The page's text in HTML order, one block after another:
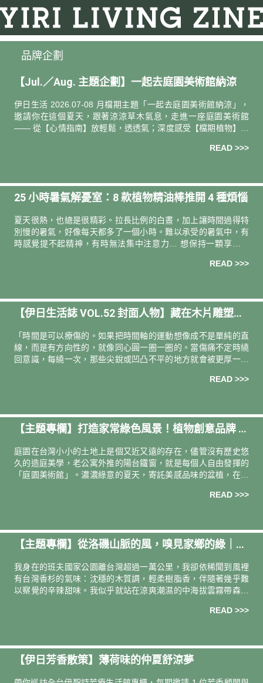
品牌企劃
【Jul.／Aug. 主題企劃】⼀起去庭園美術館納涼
伊日生活 2026.07-08 月檔期主題「一起去庭園美術館納涼」，
邀請你在這個夏天，跟著涼涼草⽊氣息，走進⼀座庭園美術館
—— 從【⼼情指南】放輕鬆，透透氣；深度感受【檔期植物】薄
READ >>>
25 小時暑氣解憂室：8 款植物精油棒推開 4 種煩惱
夏天很熱，也總是很精彩。拉長比例的白晝，加上讓時間過得特
別慢的暑氣，好像每天都多了一個小時。難以承受的暑氣中，有
時感覺提不起精神，有時無法集中注意力… 想保持一顆享受的
READ >>>
【伊日生活誌 VOL.52 封面人物】藏在木片雕塑裡
「時間是可以療傷的。如果把時間軸的運動想像成不是單純的直
線，而是有方向性的，就像同心圓一圈一圈的。當傷痛不定時繞
回意識，每繞一次，那些尖銳或凹凸不平的地方就會被更厚一層
READ >>>
【主題專欄】打造家常綠色風景！植物創意品牌 h
庭園在台灣小小的土地上是個又近又遠的存在，儘管沒有歷史悠
久的造庭美學，老公寓外推的陽台鐵窗，就是每個人自由發揮的
「庭園美術館」。濃濃綠意的夏天，寄託美感品味的盆植，在冷
日常能量。通過植物創意品牌「棚屋」兩位創辦人Ingrid、GJ的
READ >>>
【主題專欄】從洛磯山脈的風，嗅見家鄉的綠｜登
我身在的班夫國家公園離台灣超過一萬公里，我卻依稀聞到風裡
有台灣香杉的氣味：沈穩的木質調，輕柔樹脂香，伴隨著幾乎難
以察覺的辛辣甜味。我似乎就站在涼爽潮濕的中海拔雲霧帶森林
READ >>>
【伊日芳香散策】薄荷味的仲夏舒涼夢